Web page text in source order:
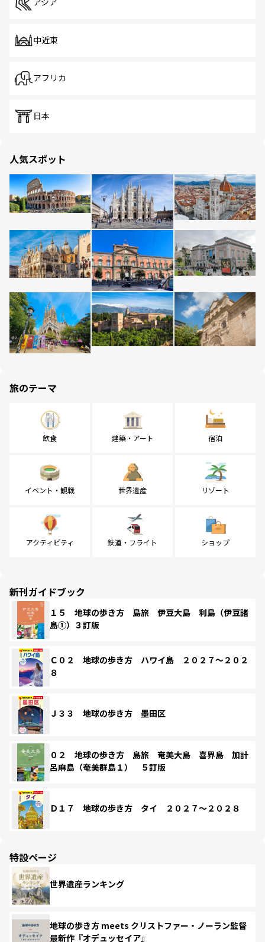
アジア
中近東
アフリカ
日本
人気スポット
旅のテーマ
飲食 建築・アート 宿泊
イベント・観戦 世界遺産 リゾート
アクティビティ 鉄道・フライト ショップ
新刊ガイドブック
１５ 地球の歩き方 島旅 伊豆大島 利島（伊豆諸
島①）３訂版
Ｃ０２ 地球の歩き方 ハワイ島 ２０２７～２０２
８
Ｊ３３ 地球の歩き方 墨田区
０２ 地球の歩き方 島旅 奄美大島 喜界島 加計
呂麻島（奄美群島１） ５訂版
Ｄ１７ 地球の歩き方 タイ ２０２７～２０２８
特設ページ
世界遺産ランキング
地球の歩き方 meets クリストファー・ノーラン監督
最新作『オデュッセイア』